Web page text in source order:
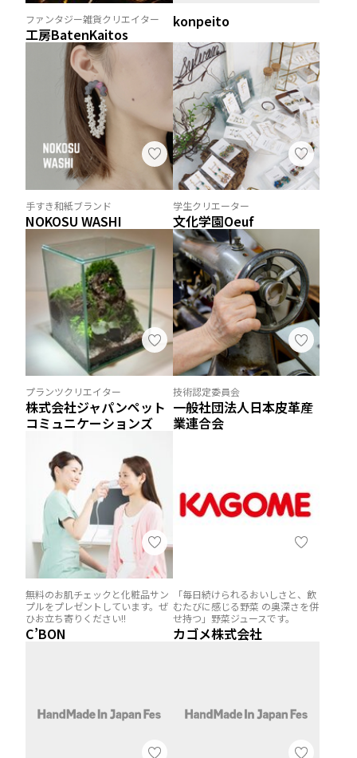
ファンタジー雑貨クリエイター
工房BatenKaitos
konpeito
手すき和紙ブランド
NOKOSU WASHI
学生クリエーター
文化学園Oeuf
プランツクリエイター
株式会社ジャパンペット
コミュニケーションズ
技術認定委員会
一般社団法人日本皮革産
業連合会
無料のお肌チェックと化粧品サン
プルをプレゼントしています。ぜ
ひお立ち寄りください!!
C’BON
「毎日続けられるおいしさと、飲
むたびに感じる野菜 の奥深さを併
せ持つ」野菜ジュースです。
カゴメ株式会社